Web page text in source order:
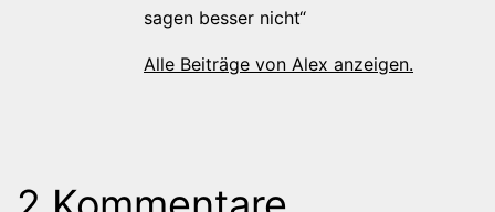
sagen besser nicht“
Alle Beiträge von Alex anzeigen.